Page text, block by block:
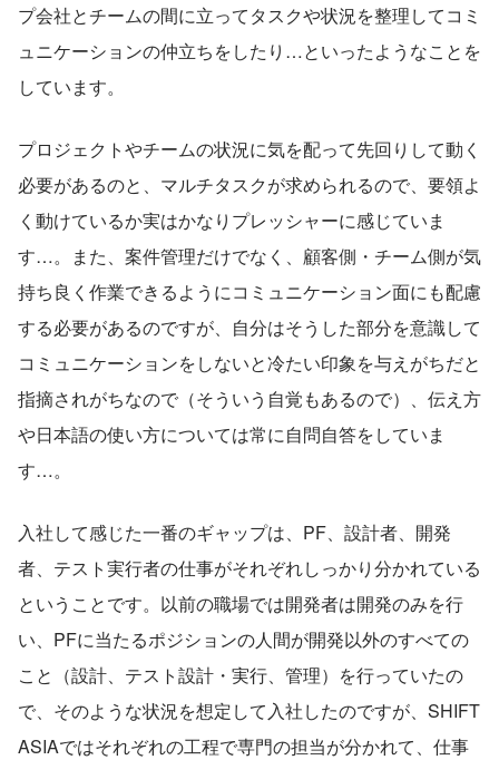
プ会社とチームの間に立ってタスクや状況を整理してコミ
ュニケーションの仲立ちをしたり…といったようなことを
しています。
プロジェクトやチームの状況に気を配って先回りして動く
必要があるのと、マルチタスクが求められるので、要領よ
く動けているか実はかなりプレッシャーに感じていま
す…。また、案件管理だけでなく、顧客側・チーム側が気
持ち良く作業できるようにコミュニケーション面にも配慮
する必要があるのですが、自分はそうした部分を意識して
コミュニケーションをしないと冷たい印象を与えがちだと
指摘されがちなので（そういう自覚もあるので）、伝え方
や日本語の使い方については常に自問自答をしていま
す…。
入社して感じた一番のギャップは、PF、設計者、開発
者、テスト実行者の仕事がそれぞれしっかり分かれている
ということです。以前の職場では開発者は開発のみを行
い、PFに当たるポジションの人間が開発以外のすべての
こと（設計、テスト設計・実行、管理）を行っていたの
で、そのような状況を想定して入社したのですが、SHIFT
ASIAではそれぞれの工程で専門の担当が分かれて、仕事